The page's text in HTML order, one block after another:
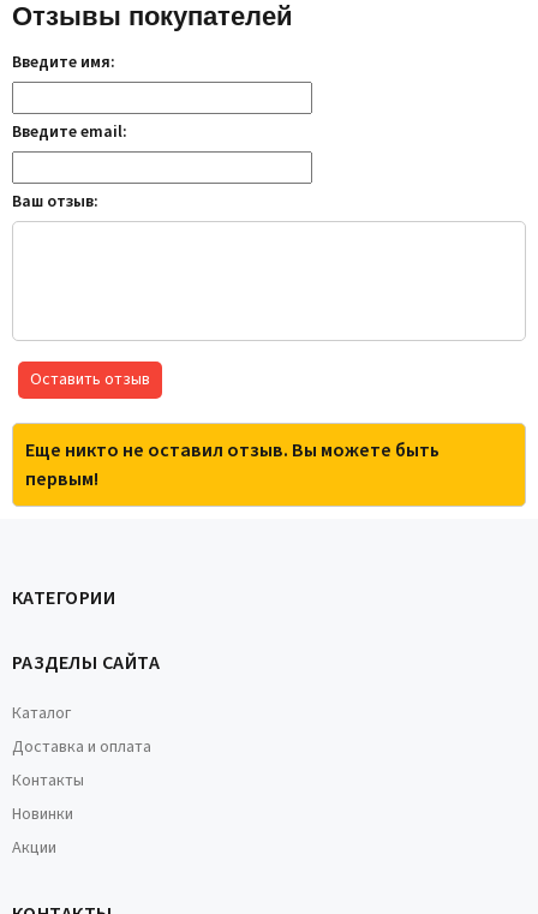
Отзывы покупателей
Введите имя:
Введите email:
Ваш отзыв:
Оставить отзыв
Еще никто не оставил отзыв. Вы можете быть
первым!
КАТЕГОРИИ
РАЗДЕЛЫ САЙТА
Каталог
Доставка и оплата
Контакты
Новинки
Акции